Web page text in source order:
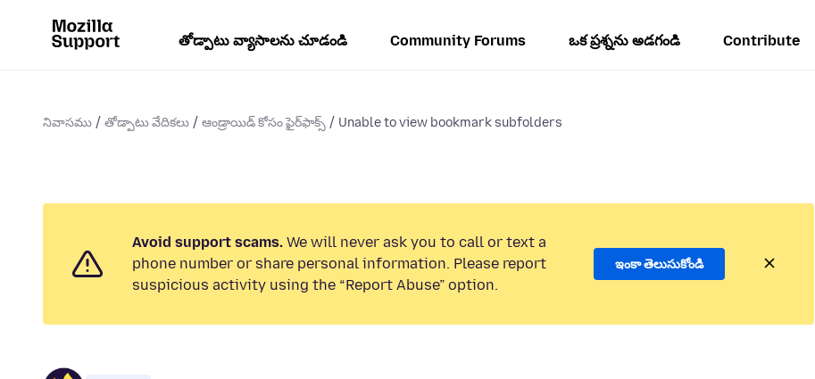
తోడ్పాటు వ్యాసాలను చూడండి Community Forums ఒక ప్రశ్నను అడగండి Contribute
నివాసము తోడ్పాటు వేదికలు ఆండ్రాయిడ్ కోసం ఫైర్‌ఫాక్స్ Unable to view bookmark subfolders
Avoid support scams. We will never ask you to call or text a
phone number or share personal information. Please report
suspicious activity using the “Report Abuse” option.
ఇంకా తెలుసుకోండి